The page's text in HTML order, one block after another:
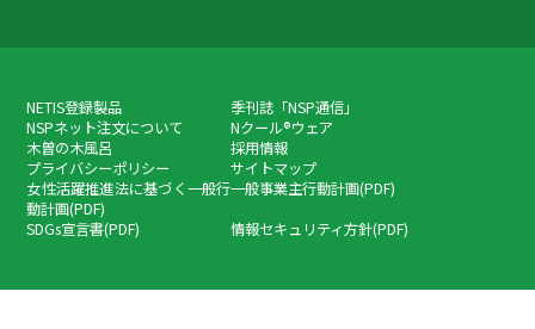
NETIS登録製品
季刊誌「NSP通信」
NSPネット注文について
Nクール®ウェア
木曽の木風呂
採用情報
プライバシーポリシー
サイトマップ
女性活躍推進法に基づく一般行
動計画(PDF)
一般事業主行動計画(PDF)
SDGs宣言書(PDF)
情報セキュリティ方針(PDF)